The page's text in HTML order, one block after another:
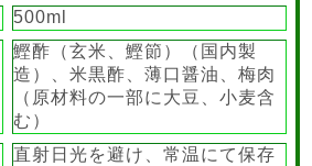
500ml
鰹酢（玄米、鰹節）（国内製
造）、米黒酢、薄口醤油、梅肉
（原材料の一部に大豆、小麦含
む）
直射日光を避け、常温にて保存